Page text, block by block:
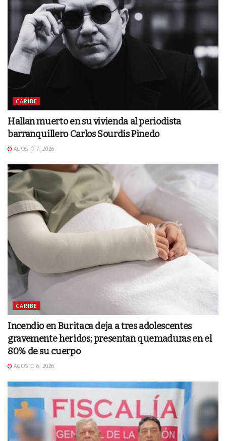
CARIBE
Hallan muerto en su vivienda al periodista
barranquillero Carlos Sourdis Pinedo
AGOSTO 7, 2026
CARIBE
Incendio en Buritaca deja a tres adolescentes
gravemente heridos; presentan quemaduras en el
80% de su cuerpo
AGOSTO 6, 2026